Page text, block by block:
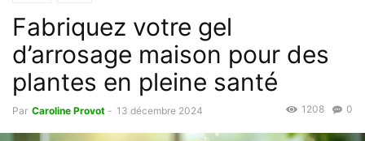
Fabriquez votre gel
d’arrosage maison pour des
plantes en pleine santé
Par Caroline Provot - 13 décembre 2024 0
1208